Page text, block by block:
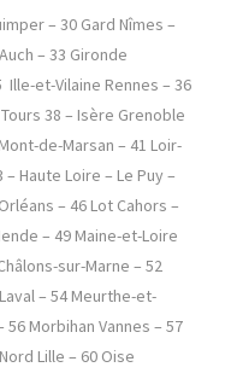
– 30 Gard Nîmes –
– 33 Gironde
et-Vilaine Rennes – 36
38 – Isère Grenoble
de-Marsan – 41 Loir-
Haute Loire – Le Puy –
– 46 Lot Cahors –
– 49 Maine-et-Loire
sur-Marne – 52
– 54 Meurthe-et-
56 Morbihan Vannes – 57
Lille – 60 Oise